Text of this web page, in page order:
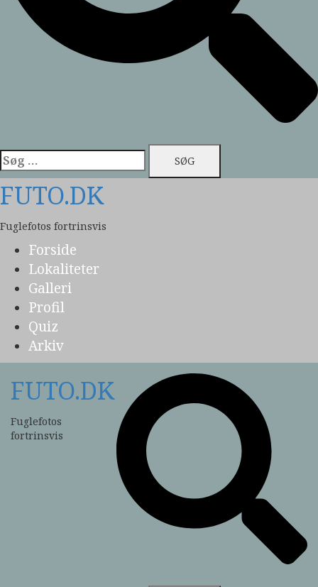
Søg
efter:
FUTO.DK
Fuglefotos fortrinsvis
Forside
Lokaliteter
Galleri
Profil
Quiz
Arkiv
FUTO.DK
Fuglefotos
fortrinsvis